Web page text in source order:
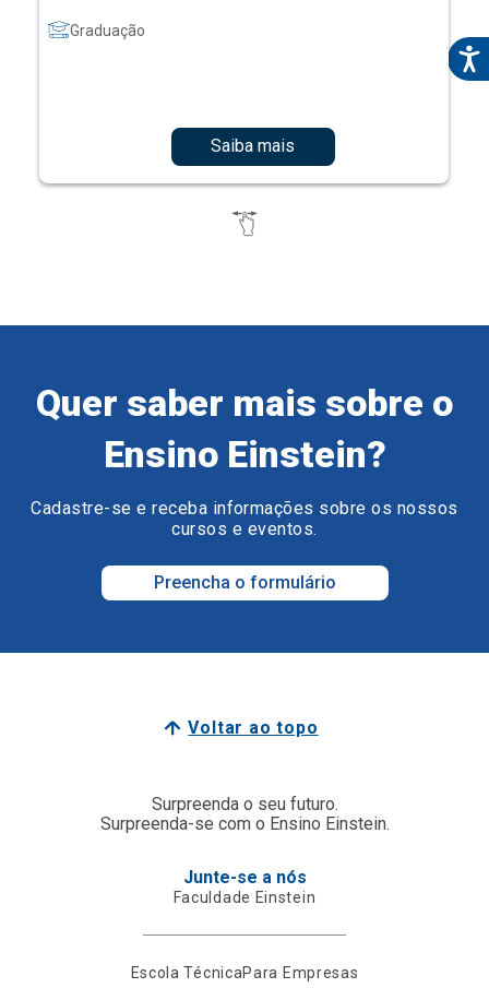
Graduação
Saiba mais
Quer saber mais sobre o
Ensino Einstein?
Cadastre-se e receba informações sobre os nossos
cursos e eventos.
Preencha o formulário
Voltar ao topo
Surpreenda o seu futuro.
Surpreenda-se com o Ensino Einstein.
Junte-se a nós
Faculdade Einstein
Escola TécnicaPara Empresas